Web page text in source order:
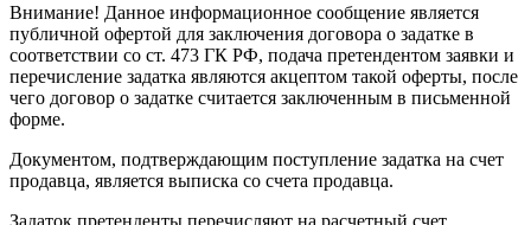
Внимание! Данное информационное сообщение является
публичной офертой для заключения договора о задатке в
соответствии со ст. 473 ГК РФ, подача претендентом заявки и
перечисление задатка являются акцептом такой оферты, после
чего договор о задатке считается заключенным в письменной
форме.
Документом, подтверждающим поступление задатка на счет
продавца, является выписка со счета продавца.
Задаток претенденты перечисляют на расчетный счет